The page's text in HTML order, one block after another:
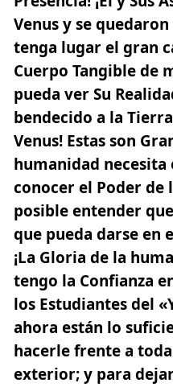
Venus y se
tenga lugar el gran
Cuerpo Tangible de
pueda ver Su
bendecido a la
Venus! Estas son
humanidad necesita
conocer el Poder de
posible entender
que pueda darse en
¡La Gloria de la
tengo la Confianza
los Estudiantes del
ahora están lo
hacerle frente a
exterior; y para